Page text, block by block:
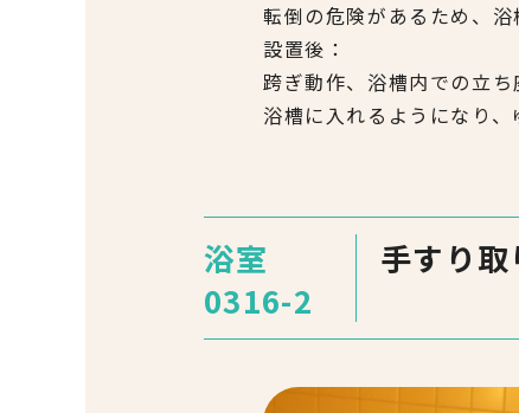
転倒の危険があるため、
設置後：
跨ぎ動作、浴槽内での立ち
浴槽に入れるようになり
浴室
0316-2
手すり